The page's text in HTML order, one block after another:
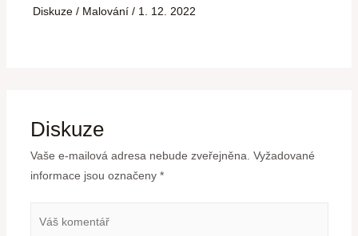
Diskuze / Malování / 1. 12. 2022
Diskuze
Vaše e-mailová adresa nebude zveřejněna. Vyžadované
informace jsou označeny *